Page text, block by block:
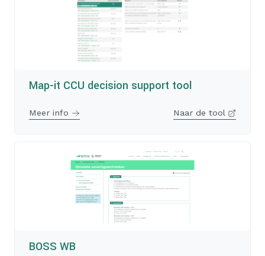
Map-it CCU decision support tool
Meer info Naar de tool
BOSS WB